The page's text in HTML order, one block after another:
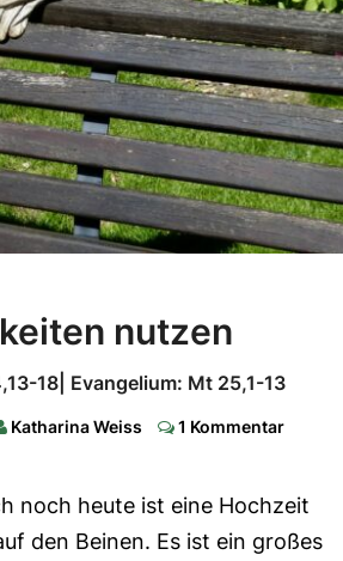
nutzen
18| Evangelium: Mt 25,1-13
Katharina Weiss Comments
1 Kommentar
noch heute ist eine Hochzeit
den Beinen. Es ist ein großes